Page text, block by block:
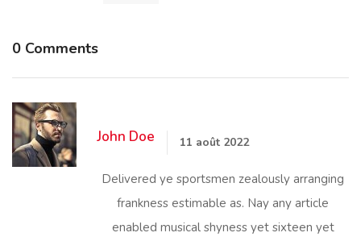
0 Comments
John Doe 11 août 2022
Delivered ye sportsmen zealously arranging
frankness estimable as. Nay any article
enabled musical shyness yet sixteen yet